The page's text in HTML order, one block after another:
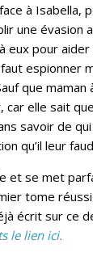
à Isabella,
une évasion
eux pour
espionner
que maman
car elle sait
savoir de qui
qu’il leur
et se met
tome
écrit sur ce
le lien ici.